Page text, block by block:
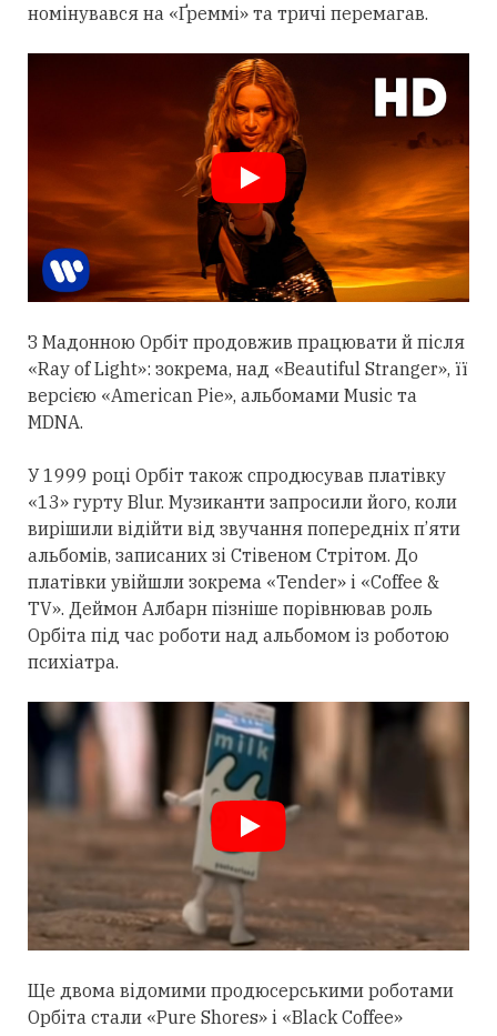
номінувався на «Ґреммі» та тричі перемагав.
З Мадонною Орбіт продовжив працювати й після
«Ray of Light»: зокрема, над «Beautiful Stranger», її
версією «American Pie», альбомами Music та
MDNA.
У 1999 році Орбіт також спродюсував платівку
«13» гурту Blur. Музиканти запросили його, коли
вирішили відійти від звучання попередніх п’яти
альбомів, записаних зі Стівеном Стрітом. До
платівки увійшли зокрема «Tender» і «Coffee &
TV». Деймон Албарн пізніше порівнював роль
Орбіта під час роботи над альбомом із роботою
психіатра.
Ще двома відомими продюсерськими роботами
Орбіта стали «Pure Shores» і «Black Coffee»